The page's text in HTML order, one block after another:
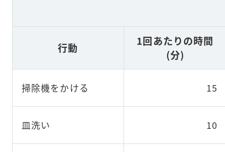
行動
1回あたりの時間
(分)
掃除機をかける 15
皿洗い 10